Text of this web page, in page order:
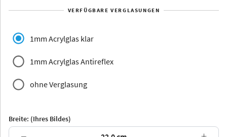
Jersey Dauphine
VERFÜGBARE VERGLASUNGEN
1mm Acrylglas klar
1mm Acrylglas Antireflex
ohne Verglasung
Breite: (Ihres Bildes)